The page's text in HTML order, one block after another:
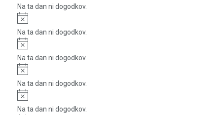
Na ta dan ni dogodkov.
Notice
Na ta dan ni dogodkov.
Notice
Na ta dan ni dogodkov.
Notice
Na ta dan ni dogodkov.
Notice
Na ta dan ni dogodkov.